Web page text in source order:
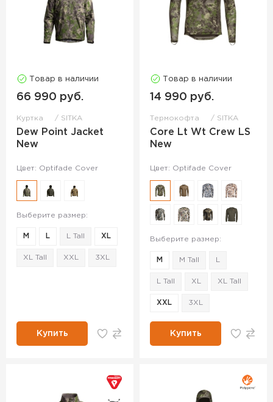
Товар в наличии
66 990 руб.
Куртка SITKA
Dew Point Jacket
New
Цвет: Optifade Cover
Выберите размер:
M L L Tall XL
XL Tall XXL 3XL
Купить
Товар в наличии
14 990 руб.
Термокофта SITKA
Core Lt Wt Crew LS
New
Цвет: Optifade Cover
Выберите размер:
M M Tall
L Tall XL XL Tall
XXL 3XL
Купить